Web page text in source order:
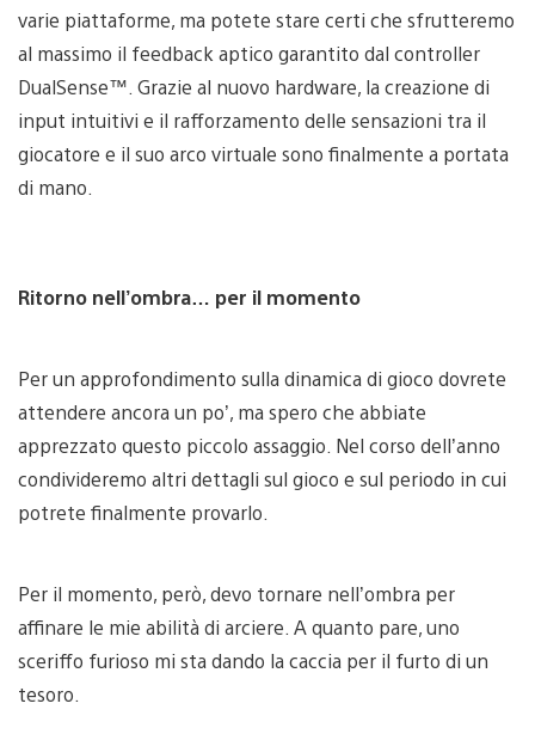
varie piattaforme, ma potete stare certi che sfrutteremo
al massimo il feedback aptico garantito dal controller
DualSense™. Grazie al nuovo hardware, la creazione di
input intuitivi e il rafforzamento delle sensazioni tra il
giocatore e il suo arco virtuale sono finalmente a portata
di mano.
Ritorno nell’ombra… per il momento
Per un approfondimento sulla dinamica di gioco dovrete
attendere ancora un po’, ma spero che abbiate
apprezzato questo piccolo assaggio. Nel corso dell’anno
condivideremo altri dettagli sul gioco e sul periodo in cui
potrete finalmente provarlo.
Per il momento, però, devo tornare nell’ombra per
affinare le mie abilità di arciere. A quanto pare, uno
sceriffo furioso mi sta dando la caccia per il furto di un
tesoro.